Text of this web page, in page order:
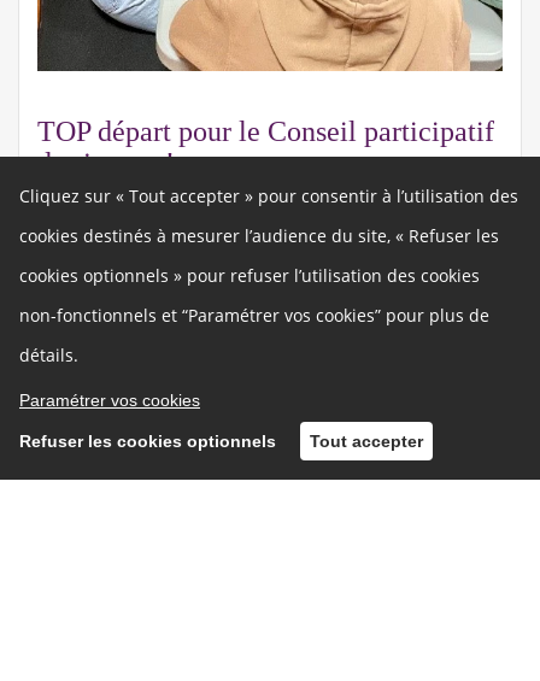
TOP départ pour le Conseil participatif
des jeunes !
28 février 2025 par Ville de Dijon
planétarium, le Conseil participatif des jeunes (CPJ)
s’est réuni pour démarrer un travail sur le règlement de
une rapide introduction de l’adjoint à la jeunesse,
Hamid El […]
Cliquez sur « Tout accepter » pour consentir à l’utilisation des
cookies destinés à mesurer l’audience du site, « Refuser les
cookies optionnels » pour refuser l’utilisation des cookies
non-fonctionnels et “Paramétrer vos cookies” pour plus de
détails.
Paramétrer vos cookies
Refuser les cookies optionnels Tout accepter